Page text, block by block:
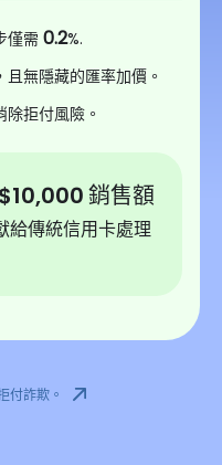
僅需 0.2%.
無隱藏的匯率加價。
拒付風險。
$10,000銷售額
給傳統信用卡處理
付詐欺。